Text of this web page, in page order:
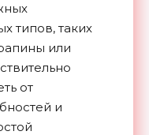
типов, таких
или
от
и